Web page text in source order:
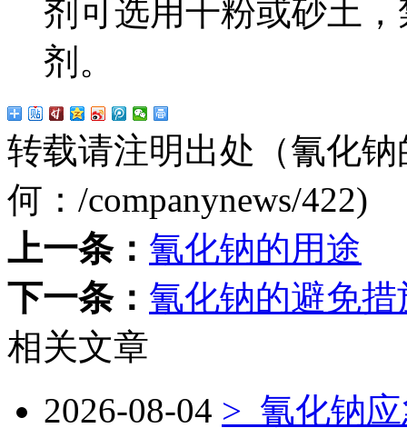
剂可选用干粉或砂土
剂。
转载请注明出处（氰化
何： /companynews/422)
上一条： 氰化钠的用途
下一条： 氰化钠的避免
相关文章
2026-08-04 > 氰化钠